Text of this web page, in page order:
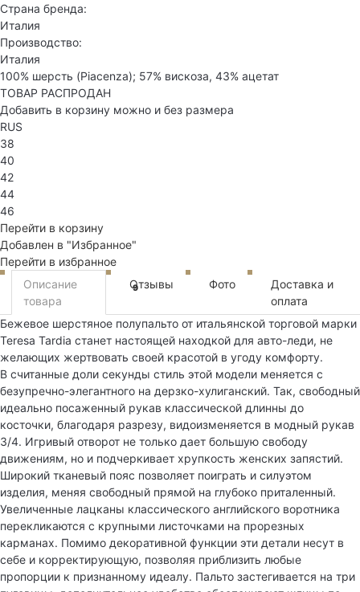
Страна бренда:
Италия
Производство:
Италия
100% шерсть (Piacenza); 57% вискоза, 43% ацетат
ТОВАР РАСПРОДАН
Добавить в корзину можно и без размера
RUS
38
40
42
44
46
Перейти в корзину
Добавлен в "Избранное"
Перейти в избранное
Описание
товара
Отзывы
9 Фото
Доставка и
оплата
Бежевое шерстяное полупальто от итальянской торговой марки
Teresa Tardia станет настоящей находкой для авто-леди, не
желающих жертвовать своей красотой в угоду комфорту.
В считанные доли секунды стиль этой модели меняется с
безупречно-элегантного на дерзко-хулиганский. Так, свободный
идеально посаженный рукав классической длинны до
косточки, благодаря разрезу, видоизменяется в модный рукав
3/4. Игривый отворот не только дает большую свободу
движениям, но и подчеркивает хрупкость женских запястий.
Широкий тканевый пояс позволяет поиграть и силуэтом
изделия, меняя свободный прямой на глубоко приталенный.
Увеличенные лацканы классического английского воротника
перекликаются с крупными листочками на прорезных
карманах. Помимо декоративной функции эти детали несут в
себе и корректирующую, позволяя приблизить любые
пропорции к признанному идеалу. Пальто застегивается на три